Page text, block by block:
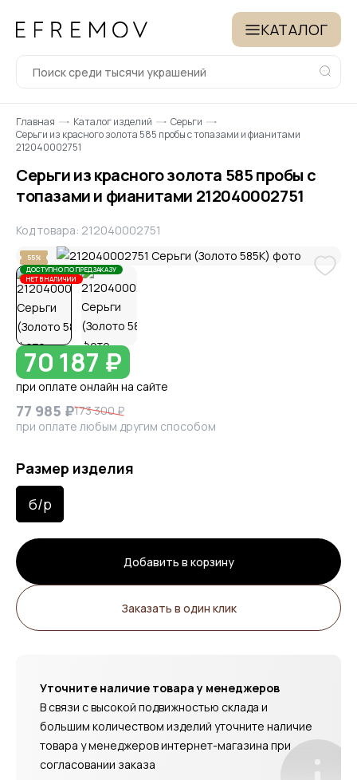
КАТАЛОГ
Главная Каталог изделий
Серьги
Серьги из красного золота 585 пробы с топазами и фианитами
212040002751
Серьги из красного золота 585 пробы с
топазами и фианитами 212040002751
Код товара: 212040002751
55%
ДОСТУПНО ПО ПРЕДЗАКАЗУ
НЕТ В НАЛИЧИИ
70 187 ₽
при оплате онлайн на сайте
77 985 ₽173 300 ₽
при оплате любым другим способом
Размер изделия
б/р
Добавить в корзину
Заказать в один клик
Уточните наличие товара у менеджеров
В связи с высокой подвижностью склада и
большим количеством изделий уточните наличие
товара у менеджеров интернет-магазина при
согласовании заказа